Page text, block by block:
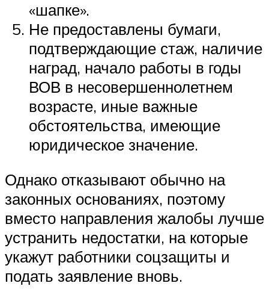
«шапке».
Не предоставлены бумаги,
подтверждающие стаж, наличие
наград, начало работы в годы
ВОВ в несовершеннолетнем
возрасте, иные важные
обстоятельства, имеющие
юридическое значение.
Однако отказывают обычно на
законных основаниях, поэтому
вместо направления жалобы лучше
устранить недостатки, на которые
укажут работники соцзащиты и
подать заявление вновь.